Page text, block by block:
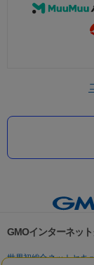
GMOインターネッ
世界初総合ネットセキ